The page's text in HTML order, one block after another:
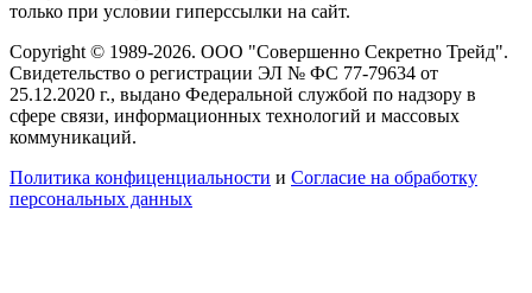
только при условии гиперссылки на сайт.
Copyright © 1989-2026. ООО "Совершенно Секретно Трейд".
Свидетельство о регистрации ЭЛ № ФС 77-79634 от
25.12.2020 г., выдано Федеральной службой по надзору в
сфере связи, информационных технологий и массовых
коммуникаций.
Политика конфиценциальности и Согласие на обработку
персональных данных